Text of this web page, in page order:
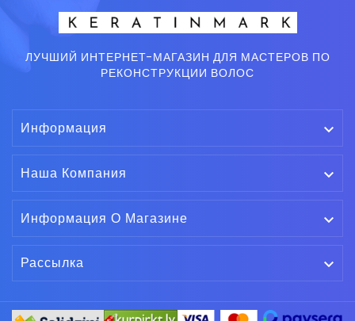
ЛУЧШИЙ ИНТЕРНЕТ-МАГАЗИН ДЛЯ МАСТЕРОВ ПО
РЕКОНСТРУКЦИИ ВОЛОС
Информация 
Наша Компания 
Информация О Магазине 
Рассылка 